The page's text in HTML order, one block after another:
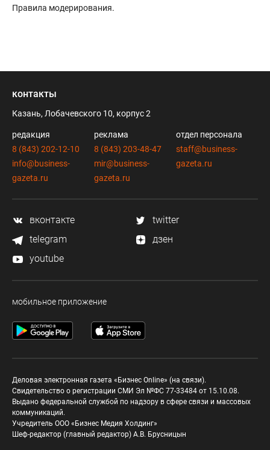
Правила модерирования.
контакты
Казань, Лобачевского 10, корпус 2
редакция
8 (843) 202-12-10
info@business-
gazeta.ru
реклама
8 (843) 203-48-47
mir@business-
gazeta.ru
отдел персонала
staff@business-
gazeta.ru
вконтакте
twitter
telegram
дзен
youtube
мобильное приложение
Деловая электронная газета «Бизнес Online» (на связи).
Свидетельство о регистрации СМИ Эл №ФС 77-33484 от 15.10.08.
Выдано федеральной службой по надзору в сфере связи и массовых
коммуникаций.
Учредитель ООО «Бизнес Медия Холдинг»
Шеф-редактор (главный редактор) А.В. Брусницын